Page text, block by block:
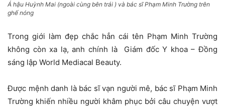
Á hậu Huỳnh Mai (ngoài cùng bên trái ) và bác sĩ Phạm Minh Trường trên
ghế nóng
Trong giới làm đẹp chắc hẳn cái tên Phạm Minh Trường
không còn xa lạ, anh chính là Giám đốc Y khoa – Đồng
sáng lập World Mediacal Beauty.
Được mệnh danh là bác sĩ vạn người mê, bác sĩ Phạm Minh
Trường khiến nhiều người khâm phục bởi câu chuyện vượt